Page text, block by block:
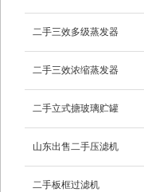
二手三效多级蒸发器
二手三效浓缩蒸发器
二手立式搪玻璃贮罐
山东出售二手压滤机
二手板框过滤机